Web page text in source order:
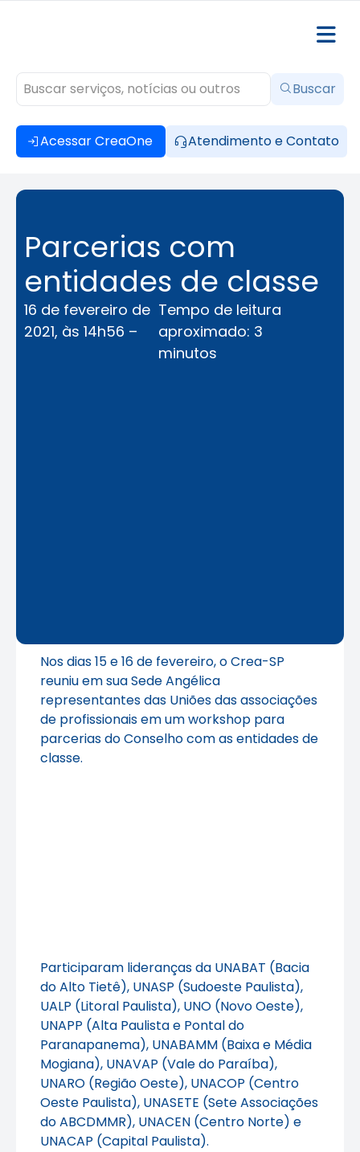
Acessar CreaOne Atendimento e Contato
Buscar
Parcerias com
entidades de classe
16 de fevereiro de
2021, às 14h56 –
Tempo de leitura
aproximado: 3
minutos
Nos dias 15 e 16 de fevereiro, o Crea-SP
reuniu em sua Sede Angélica
representantes das Uniões das associações
de profissionais em um workshop para
parcerias do Conselho com as entidades de
classe.
Participaram lideranças da UNABAT (Bacia
do Alto Tietê), UNASP (Sudoeste Paulista),
UALP (Litoral Paulista), UNO (Novo Oeste),
UNAPP (Alta Paulista e Pontal do
Paranapanema), UNABAMM (Baixa e Média
Mogiana), UNAVAP (Vale do Paraíba),
UNARO (Região Oeste), UNACOP (Centro
Oeste Paulista), UNASETE (Sete Associações
do ABCDMMR), UNACEN (Centro Norte) e
UNACAP (Capital Paulista).